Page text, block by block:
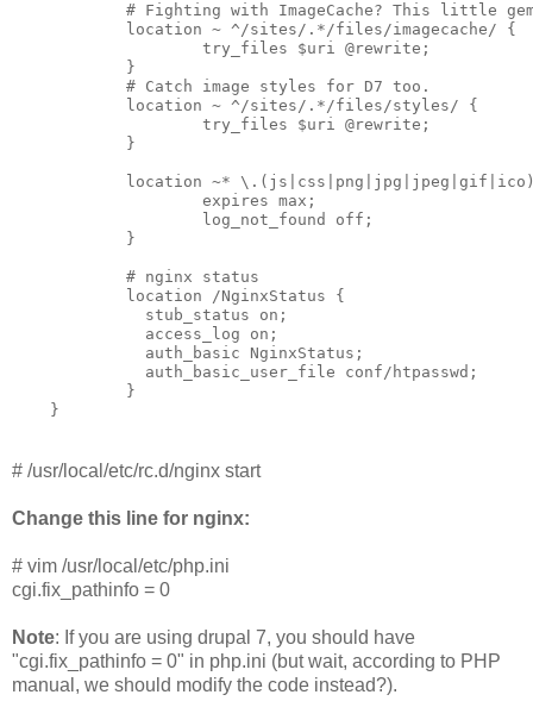
# Fighting with ImageCache? This little
            location ~ ^/sites/.*/files/imagecache/ {
                    try_files $uri @rewrite;
            }
            # Catch image styles for D7 too.
            location ~ ^/sites/.*/files/styles/ {
                    try_files $uri @rewrite;
            }
location ~*
                    expires max;
                    log_not_found off;
            }
            # nginx status
            location /NginxStatus {
              stub_status on;
              access_log on;
              auth_basic NginxStatus;
              auth_basic_user_file conf/htpasswd;
            }
# /usr/local/etc/rc.d/nginx start
Change this line for nginx:
# vim /usr/local/etc/php.ini
cgi.fix_pathinfo = 0
Note: If you are using drupal 7, you should have
"cgi.fix_pathinfo = 0" in php.ini (but wait, according to PHP
manual, we should modify the code instead?).